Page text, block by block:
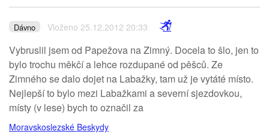
Dávno Vloženo 25.12.2012 20:33
Vybruslil jsem od Papežova na Zimný. Docela to šlo, jen to
bylo trochu měkčí a lehce rozdupané od pěšců. Ze
Zimného se dalo dojet na Labažky, tam už je vytáté místo.
Nejlepší to bylo mezi Labažkami a severní sjezdovkou,
místy (v lese) bych to označil za
Moravskoslezské Beskydy